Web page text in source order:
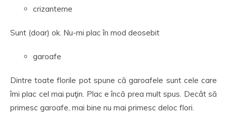
crizanteme
Sunt (doar) ok. Nu-mi plac în mod deosebit
garoafe
Dintre toate florile pot spune că garoafele sunt cele care
îmi plac cel mai puţin. Plac e încă prea mult spus. Decât să
primesc garoafe, mai bine nu mai primesc deloc flori.